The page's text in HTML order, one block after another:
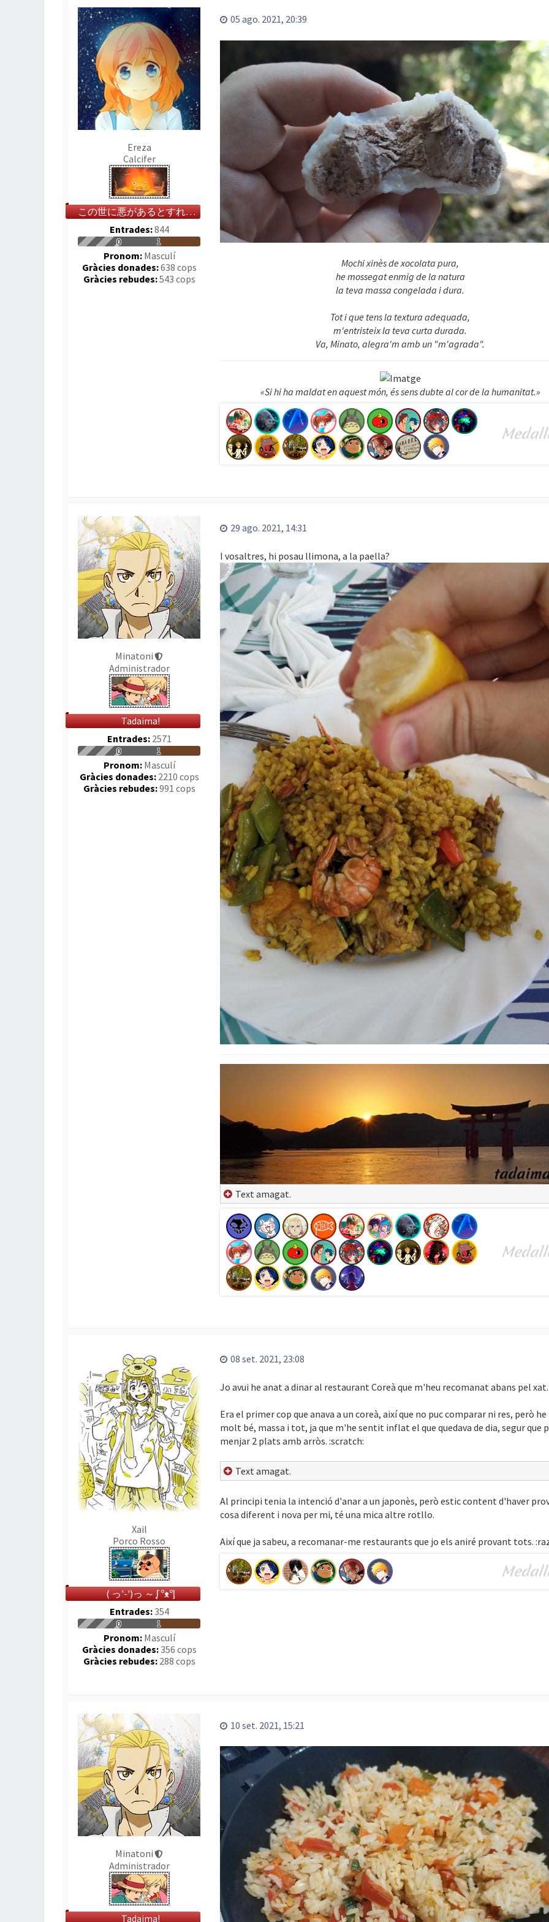
Ereza
Calcifer
この世に悪があるとすれば、それは人の心だ
Entrades:844
0 1
Pronom:Masculí
Gràcies donades:638 cops
Gràcies rebudes:543 cops
05 ago. 2021, 20:39
Mochi xinès de xocolata pura,
he mossegat enmig de la natura
la teva massa congelada i dura.
Tot i que tens la textura adequada,
m'entristeix la teva curta durada.
Va, Minato, alegra'm amb un "m'agrada".
«Si hi ha maldat en aquest món, és sens dubte al cor de la humanitat.»
Minatoni
Administrador
Tadaima!
Entrades: 2571
0 1
Pronom:Masculí
Gràcies donades: 2210 cops
Gràcies rebudes:991 cops
29 ago. 2021, 14:31
I vosaltres, hi posau llimona, a la paella?
Text amagat.
Xail
Porco Rosso
( っ'-')っ ～ ᶘ ᵒᴥᵒᶅ
Entrades:354
0 1
Pronom:Masculí
Gràcies donades:356 cops
Gràcies rebudes: 288 cops
08 set. 2021, 23:08
Jo avui he anat a dinar al restaurant Coreà que m'heu recomanat abans pel xat.
Era el primer cop que anava a un coreà, així que no puc comparar ni res, però
molt bé, massa i tot, ja que m'he sentit inflat el que quedava de dia, segur que
menjar 2 plats amb arròs. :scratch:
Text amagat.
Al principi tenia la intenció d'anar a un japonès, però estic content d'haver
cosa diferent i nova per mi, té una mica altre rotllo.
Així que ja sabeu, a recomanar-me restaurants que jo els aniré provant tots.
Minatoni
Administrador
Tadaima!
10 set. 2021, 15:21